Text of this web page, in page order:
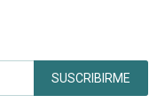
SUSCRIBIRME